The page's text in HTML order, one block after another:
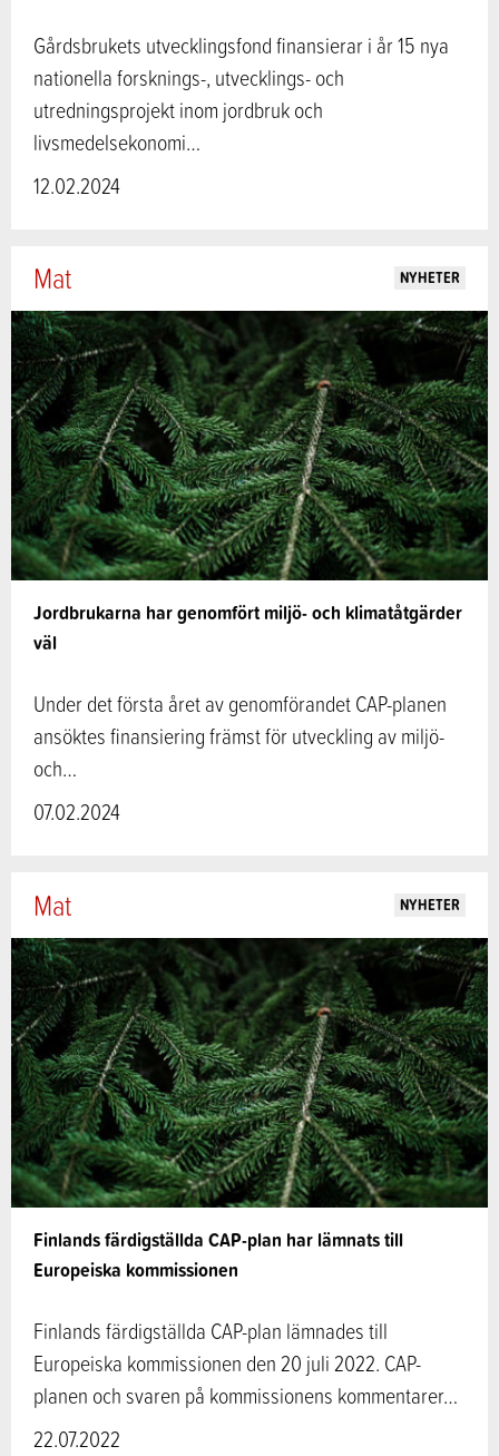
Gårdsbrukets utvecklingsfond finansierar i år 15 nya
nationella forsknings-, utvecklings- och
utredningsprojekt inom jordbruk och
livsmedelsekonomi…
12.02.2024
Jordbrukarna har genomfört miljö- och klimatåtgärder
väl
Mat NYHETER
Under det första året av genomförandet CAP-planen
ansöktes finansiering främst för utveckling av miljö-
och…
07.02.2024
Finlands färdigställda CAP-plan har lämnats till
Europeiska kommissionen
Mat NYHETER
Finlands färdigställda CAP-plan lämnades till
Europeiska kommissionen den 20 juli 2022. CAP-
planen och svaren på kommissionens kommentarer…
22.07.2022